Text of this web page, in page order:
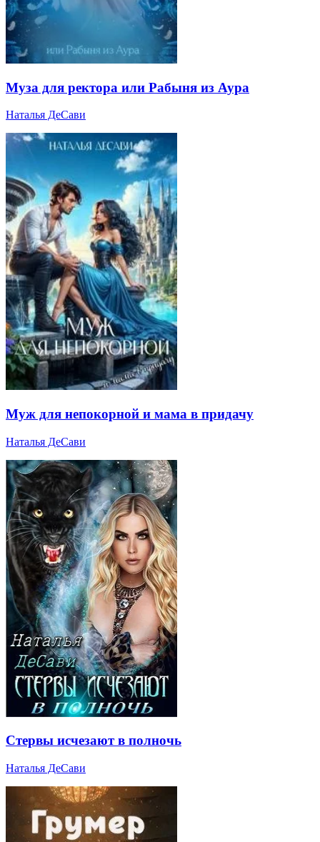
Муза для ректора или Рабыня из Аура
Наталья ДеСави
Муж для непокорной и мама в придачу
Наталья ДеСави
Стервы исчезают в полночь
Наталья ДеСави